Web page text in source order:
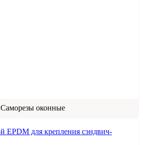
Саморезы оконные